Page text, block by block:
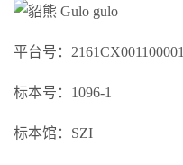
平台号：
标本号：1096-1
标本馆：SZI